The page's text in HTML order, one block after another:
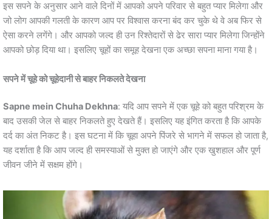
इस सपने के अनुसार आने वाले दिनों में आपको अपने परिवार से बहुत प्यार मिलेगा और
जो लोग आपकी गलती के कारण आप पर विश्वास करना बंद कर चुके थे वे अब फिर से
ऐसा करने लगेंगे। और आपको जल्द ही उन रिश्तेदारों से ढेर सारा प्यार मिलेगा जिन्होंने
आपको छोड़ दिया था। इसलिए चूहों का समूह देखना एक अच्छा सपना माना गया है।
सपने में चूहे को चूहेदानी से बाहर निकलते देखना
Sapne mein Chuha Dekhna: यदि आप सपने में एक चूहे को बहुत परिश्रम के
बाद उसकी जेल से बाहर निकलते हुए देखते हैं। इसलिए यह इंगित करता है कि आपके
दर्द का अंत निकट है। इस घटना में कि चूहा अपने पिंजरे से भागने में सफल हो जाता है,
यह दर्शाता है कि आप जल्द ही समस्याओं से मुक्त हो जाएंगे और एक खुशहाल और पूर्ण
जीवन जीने में सक्षम होंगे।